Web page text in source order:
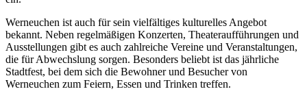
Werneuchen ist auch für sein vielfältiges kulturelles Angebot
bekannt. Neben regelmäßigen Konzerten, Theateraufführungen und
Ausstellungen gibt es auch zahlreiche Vereine und Veranstaltungen,
die für Abwechslung sorgen. Besonders beliebt ist das jährliche
Stadtfest, bei dem sich die Bewohner und Besucher von
Werneuchen zum Feiern, Essen und Trinken treffen.